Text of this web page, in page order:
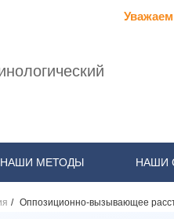
НАШИ МЕТОДЫ НАШИ
/ Оппозиционно-вызывающее